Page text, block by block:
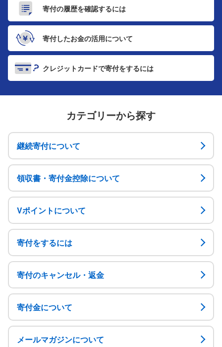
寄付の履歴を確認するには
寄付したお金の活用について
クレジットカードで寄付をするには
カテゴリーから探す
継続寄付について
領収書・寄付金控除について
Vポイントについて
寄付をするには
寄付のキャンセル・返金
寄付金について
メールマガジンについて